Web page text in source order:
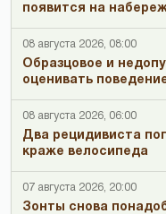
появится на
08 августа 2026, 08:00
Образцовое и
оценивать
08 августа 2026, 06:00
Два рецидивиста
краже велосипеда
07 августа 2026, 20:00
Зонты снова